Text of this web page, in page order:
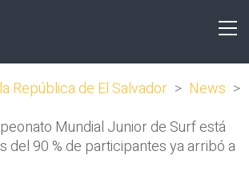
República de El Salvador > News >
Mundial Junior de Surf está
del 90 % de participantes ya arribó a